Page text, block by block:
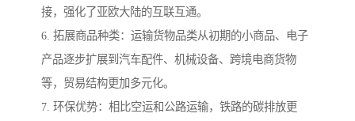
接，强化了亚欧大陆的互联互通。
6. 拓展商品种类：运输货物品类从初期的小商品、电子
产品逐步扩展到汽车配件、机械设备、跨境电商货物
等，贸易结构更加多元化。
7. 环保优势：相比空运和公路运输，铁路的碳排放更